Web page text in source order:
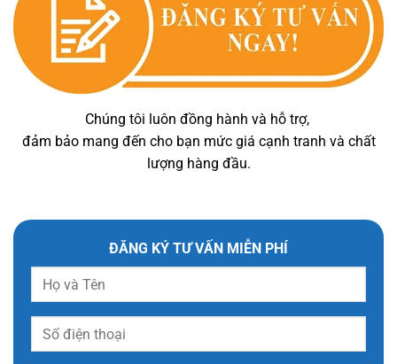
Chúng tôi luôn đồng hành và hỗ trợ,
đảm bảo mang đến cho bạn mức giá cạnh tranh và chất
lượng hàng đầu.
ĐĂNG KÝ TƯ VẤN MIỄN PHÍ